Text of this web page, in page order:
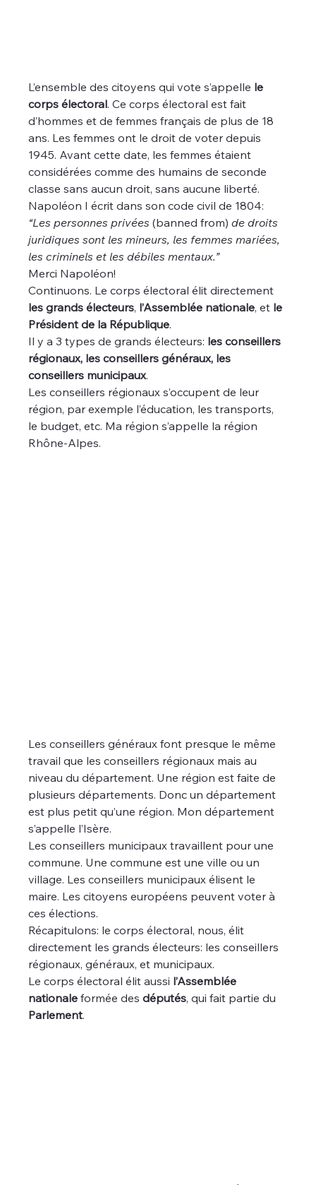
L’ensemble des citoyens qui vote s’appelle le
corps électoral. Ce corps électoral est fait
d’hommes et de femmes français de plus de 18
ans. Les femmes ont le droit de voter depuis
1945. Avant cette date, les femmes étaient
considérées comme des humains de seconde
classe sans aucun droit, sans aucune liberté.
Napoléon I écrit dans son code civil de 1804:
“Les personnes privées (banned from) de droits
juridiques sont les mineurs, les femmes mariées,
les criminels et les débiles mentaux.”
Merci Napoléon!
Continuons. Le corps électoral élit directement
les grands électeurs, l’Assemblée nationale, et le
Président de la République.
Il y a 3 types de grands électeurs: les conseillers
régionaux, les conseillers généraux, les
conseillers municipaux.
Les conseillers régionaux s’occupent de leur
région, par exemple l’éducation, les transports,
le budget, etc. Ma région s’appelle la région
Rhône-Alpes.
Les conseillers généraux font presque le même
travail que les conseillers régionaux mais au
niveau du département. Une région est faite de
plusieurs départements. Donc un département
est plus petit qu’une région. Mon département
s’appelle l’Isère.
Les conseillers municipaux travaillent pour une
commune. Une commune est une ville ou un
village. Les conseillers municipaux élisent le
maire. Les citoyens européens peuvent voter à
ces élections.
Récapitulons: le corps électoral, nous, élit
directement les grands électeurs: les conseillers
régionaux, généraux, et municipaux.
Le corps électoral élit aussi l’Assemblée
nationale formée des députés, qui fait partie du
Parlement.